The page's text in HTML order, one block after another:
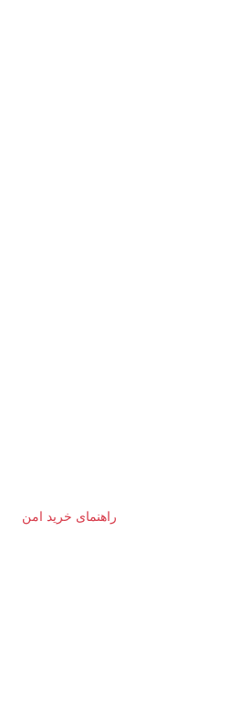
راهنمای خرید امن